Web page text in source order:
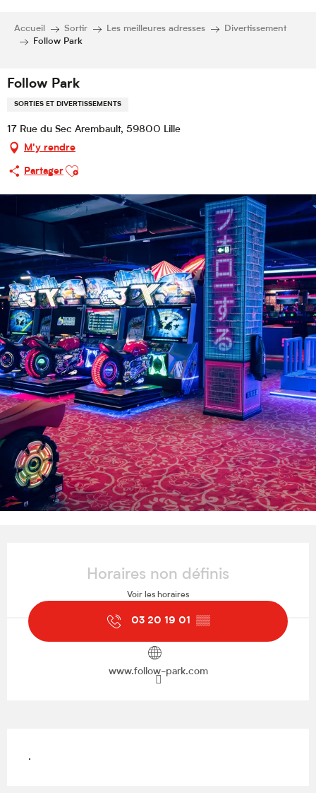
Accueil Sortir Les meilleures adresses
Divertissement
Follow Park
Follow Park
SORTIES ET DIVERTISSEMENTS
17 Rue du Sec Arembault, 59800 Lille
M'y rendre
Partager
Ajouter aux favoris
Horaires non définis
Voir les horaires
03 20 19 01 ▒▒
www.follow-park.com
.